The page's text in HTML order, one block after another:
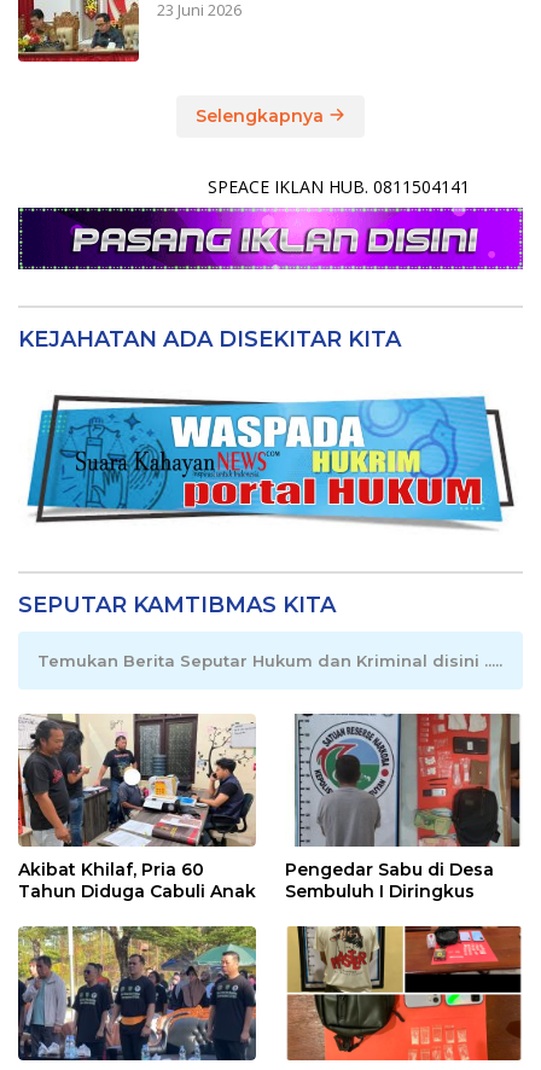
23 Juni 2026
Selengkapnya
SPEACE IKLAN HUB. 0811504141
KEJAHATAN ADA DISEKITAR KITA
SEPUTAR KAMTIBMAS KITA
Temukan Berita Seputar Hukum dan Kriminal disini .....
Akibat Khilaf, Pria 60
Tahun Diduga Cabuli Anak
Pengedar Sabu di Desa
Sembuluh I Diringkus